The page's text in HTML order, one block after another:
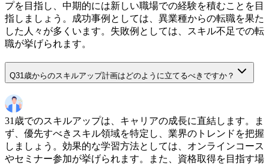
プを目指し、中期的には新しい職場での経験を積むことを目
指しましょう。成功事例としては、異業種からの転職を果た
した人々が多くいます。失敗例としては、スキル不足での転
職が挙げられます。
Q31歳からのスキルアップ計画はどのように立てるべきですか？
31歳でのスキルアップは、キャリアの成長に直結します。ま
ず、優先すべきスキル領域を特定し、業界のトレンドを把握
しましょう。効果的な学習方法としては、オンラインコース
やセミナー参加が挙げられます。また、資格取得を目指す場